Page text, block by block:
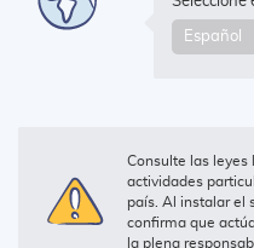
Consulte las leyes
actividades
país. Al instalar el
confirma que
la plena